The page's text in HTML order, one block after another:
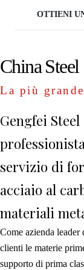
OTTIENI
China
La più
Gengfei
servizio di
acciaio al
materiali
Come azienda
clienti le materie
supporto di prima